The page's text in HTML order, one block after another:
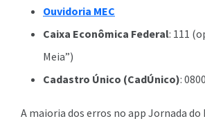
Ouvidoria MEC
Caixa Econômica Federal: 111
Meia”)
Cadastro Único (CadÚnico):
A maioria dos erros no app Jornada